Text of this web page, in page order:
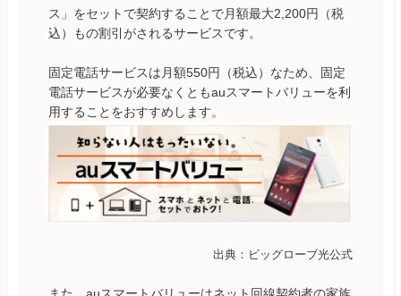
ス」をセットで契約することで月額最大2,200円（税
込）もの割引がされるサービスです。
固定電話サービスは月額550円（税込）なため、固定
電話サービスが必要なくともauスマートバリューを利
用することをおすすめします。
出典：ビッグローブ光公式